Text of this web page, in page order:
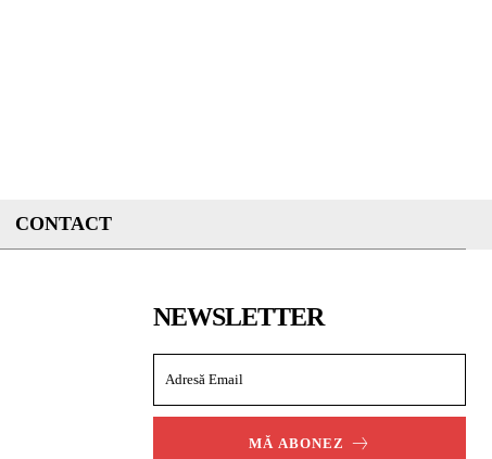
CONTACT
NEWSLETTER
MĂ ABONEZ